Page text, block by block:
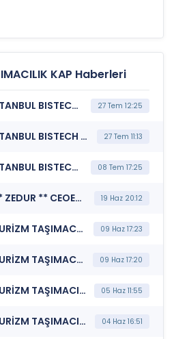
KAP Haberleri
***TUREX*** BORSA İSTANBUL BISTECH DEVRE KESİCİ UYGULAMASI (Pay Bazında Devre Kesici Bildirimi) 27 Tem 12:25
***TUREX*** BORSA İSTANBUL BISTECH DEVRE KESİCİ UYGULAMASI (Pay Bazında Devre Kesici Bildirimi) 27 Tem 11:13
***TUREX*** BORSA İSTANBUL BISTECH DEVRE KESİCİ UYGULAMASI (Pay Bazında Devre Kesici Bildirimi) 08 Tem 17:25
***MCARD ** TURSG ** ZEDUR ** CEOEM ** ECILC ** LXGYO ** TCELL ** AGHOL ** ARCLK ** AAGYO ** ULKER ** SKBNK ** GENKM ** BIMAS ** BTCIM ** DOAS ** SMRTG ** HALKB ** GRSEL ** IEYHO ** SVGYO ** TUREX ** EFOR ** MAVI ** PAMEL ** GLRMK ** SAHOL ** ACSEL ** EKDMR ** TABGD ** DOKTA ** TTKOM ** KZBGY ** TSKB ** ODINE ** IHYAY ** PASEU ** ESEN ** SASA ** DESPC ** EMPAE ** KTLEV ** YEOTK ** ASTOR*** BORSA İSTANBUL A.Ş. (BIST Pay Endeksleri) 19 Haz 20:12
***TUREX*** TUREKS TURİZM TAŞIMACILIK A.Ş. (Bağımsız Denetim Kuruluşunun Belirlenmesi) 09 Haz 17:23
***TUREX*** TUREKS TURİZM TAŞIMACILIK A.Ş. (Genel Kurul İşlemlerine İlişkin Bildirim) 09 Haz 17:20
***TUREX*** TUREKS TURİZM TAŞIMACILIK A.Ş. (Bağımsız Denetim Kuruluşunun Belirlenmesi) 05 Haz 11:55
***TUREX*** TUREKS TURİZM TAŞIMACILIK A.Ş. (Özel Durum Açıklaması (Genel)) 04 Haz 16:51